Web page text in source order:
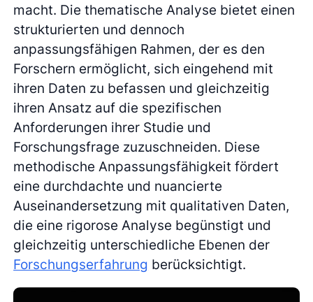
macht. Die thematische Analyse bietet einen
strukturierten und dennoch
anpassungsfähigen Rahmen, der es den
Forschern ermöglicht, sich eingehend mit
ihren Daten zu befassen und gleichzeitig
ihren Ansatz auf die spezifischen
Anforderungen ihrer Studie und
Forschungsfrage zuzuschneiden. Diese
methodische Anpassungsfähigkeit fördert
eine durchdachte und nuancierte
Auseinandersetzung mit qualitativen Daten,
die eine rigorose Analyse begünstigt und
gleichzeitig unterschiedliche Ebenen der
Forschungserfahrung berücksichtigt.